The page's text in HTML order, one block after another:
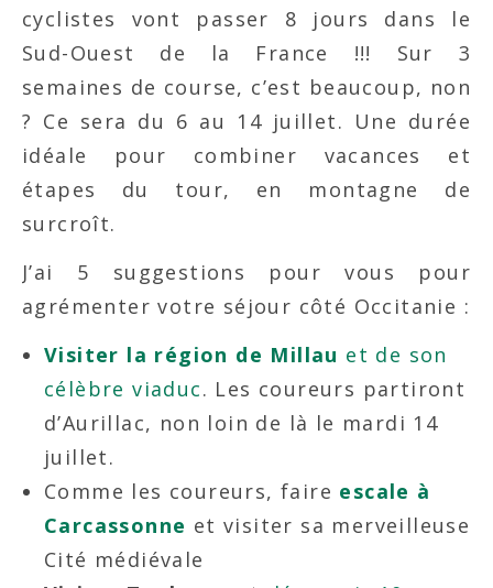
cyclistes vont passer 8 jours dans le
Sud-Ouest de la France !!! Sur 3
semaines de course, c’est beaucoup, non
? Ce sera du 6 au 14 juillet. Une durée
idéale pour combiner vacances et
étapes du tour, en montagne de
surcroît.
J’ai 5 suggestions pour vous pour
agrémenter votre séjour côté Occitanie :
Visiter la région de Millau et de son
célèbre viaduc. Les coureurs partiront
d’Aurillac, non loin de là le mardi 14
juillet.
Comme les coureurs, faire escale à
Carcassonne et visiter sa merveilleuse
Cité médiévale